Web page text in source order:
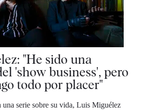
"He sido una
'show business', pero
todo por placer"
una serie sobre su vida, Luis Miguélez